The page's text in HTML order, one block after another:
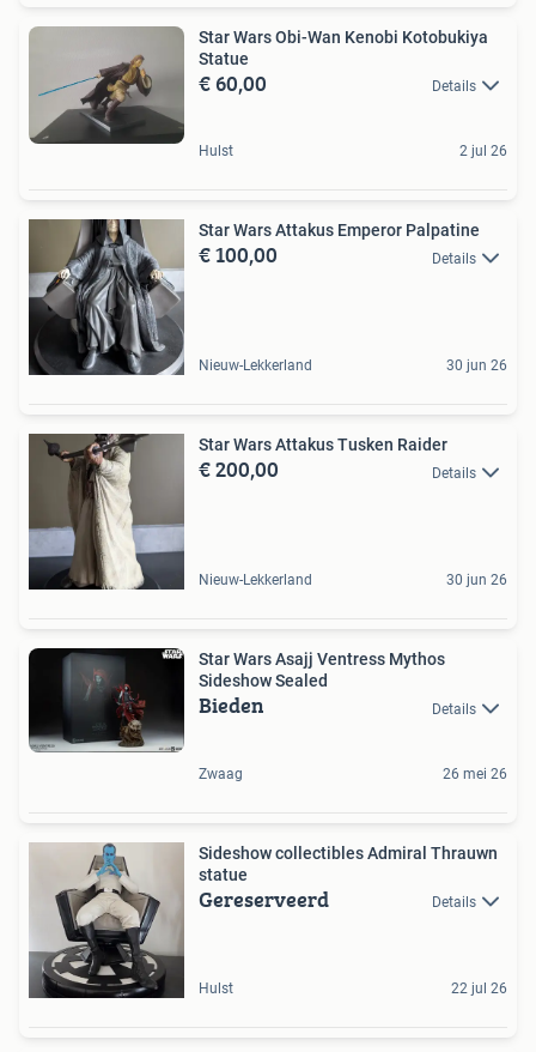
Star Wars Obi-Wan Kenobi Kotobukiya
Statue
€ 60,00 Details
Hulst 2 jul 26
Star Wars Attakus Emperor Palpatine
€ 100,00 Details
Nieuw-Lekkerland 30 jun 26
Star Wars Attakus Tusken Raider
€ 200,00 Details
Nieuw-Lekkerland 30 jun 26
Star Wars Asajj Ventress Mythos
Sideshow Sealed
Bieden Details
Zwaag 26 mei 26
Sideshow collectibles Admiral Thrauwn
statue
Gereserveerd Details
Hulst 22 jul 26